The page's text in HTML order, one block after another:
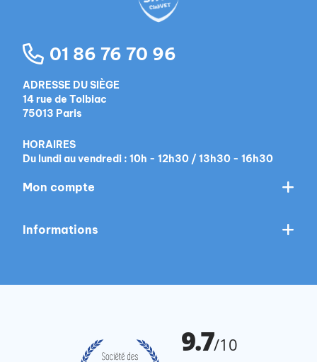
01 86 76 70 96
ADRESSE DU SIÈGE
14 rue de Tolbiac
75013 Paris
HORAIRES
Du lundi au vendredi : 10h - 12h30 / 13h30 - 16h30
Mon compte
Informations